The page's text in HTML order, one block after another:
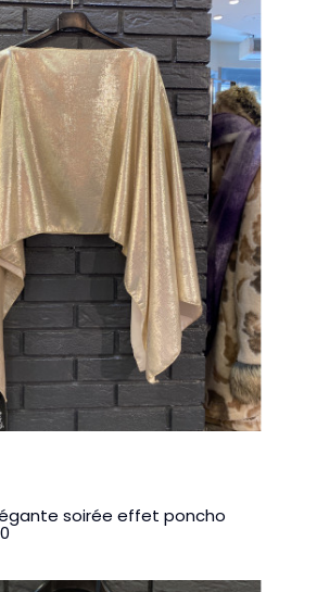
soirée effet poncho